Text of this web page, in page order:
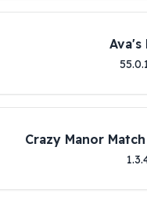
Ava's
Crazy Manor